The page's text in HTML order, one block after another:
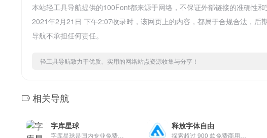
本站轻工具导航提供的100Font都来源于网络，不保证外部链接的准确性
2021年2月21日 下午2:07收录时，该网页上的内容，都属于合规合法，
导航不承担任何责任。
轻工具导航致力于优质、实用的网络站点资源收集与分享！
相关导航
字库星球 释放字体自由